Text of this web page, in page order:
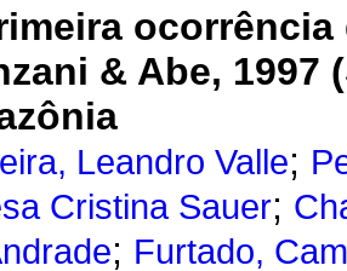
& Abe, 1997
Leandro Valle;
Cristina Sauer;
; Furtado,